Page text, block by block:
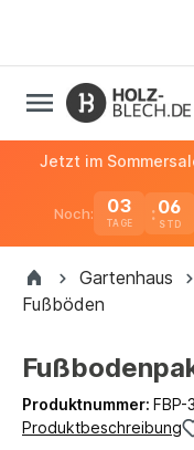
Noch: 03
TAGE
06
Jetzt im
Gartenhaus
Fußböden
Produktnummer: FBP-
Produktbeschreibung